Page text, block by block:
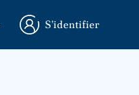
S’identifier
S’identifier